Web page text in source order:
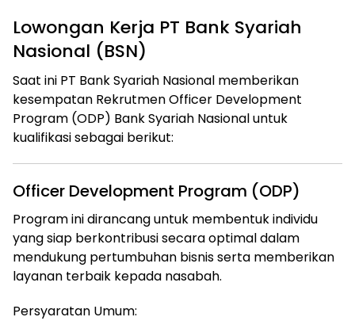
Lowongan Kerja PT Bank Syariah
Nasional (BSN)
Saat ini PT Bank Syariah Nasional memberikan
kesempatan Rekrutmen Officer Development
Program (ODP) Bank Syariah Nasional untuk
kualifikasi sebagai berikut:
Officer Development Program (ODP)
Program ini dirancang untuk membentuk individu
yang siap berkontribusi secara optimal dalam
mendukung pertumbuhan bisnis serta memberikan
layanan terbaik kepada nasabah.
Persyaratan Umum: